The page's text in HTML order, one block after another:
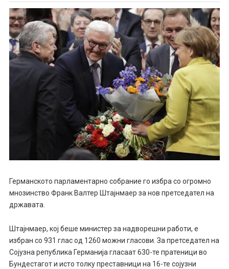
Германското парламентарно собрание го избра со огромно
мнозинство Франк Валтер Штајнмаер за нов претседател на
државата.
Штајнмаер, кој беше министер за надворешни работи, е
избран со 931 глас од 1260 можни гласови. За претседател на
Сојузна република Германија гласаат 630-те пратеници во
Бундестагот и исто толку преставници на 16-те сојузни